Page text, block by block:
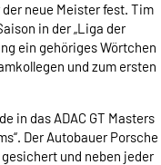
neue Meister fest. Tim
in der „Liga der
ein gehöriges Wörtchen
und zum ersten
in das ADAC GT Masters
Der Autobauer Porsche
und neben jeder